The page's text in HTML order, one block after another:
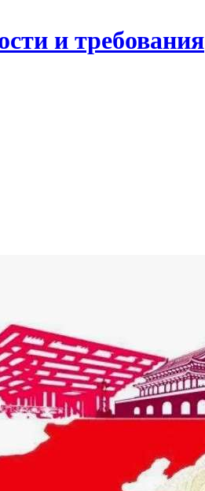
и требования